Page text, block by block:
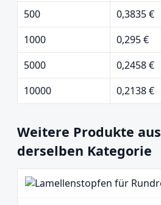
500
0,3835 €
1000
0,295 €
5000
0,2458 €
10000
0,2138 €
Weitere Produkte aus
derselben Kategorie